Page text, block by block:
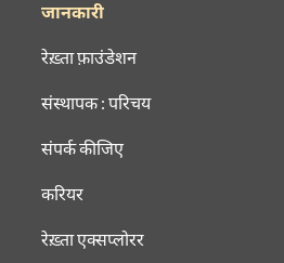
जानकारी
रेख़्ता फ़ाउंडेशन
संस्थापक : परिचय
संपर्क कीजिए
करियर
रेख़्ता एक्सप्लोरर